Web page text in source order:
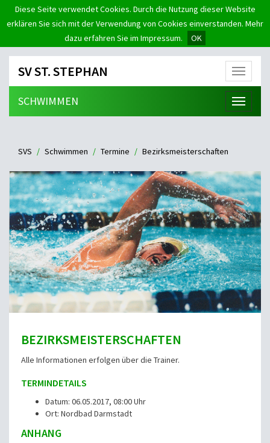
Diese Seite verwendet Cookies. Durch die Nutzung dieser Website
erklären Sie sich mit der Verwendung von Cookies einverstanden. Mehr
dazu erfahren Sie im Impressum.
OK
Menü
SV ST. STEPHAN
Menü
SCHWIMMEN
SVS Schwimmen Termine Bezirksmeisterschaften
BEZIRKSMEISTERSCHAFTEN
Alle Informationen erfolgen über die Trainer.
TERMINDETAILS
Datum: 06.05.2017, 08:00 Uhr
Ort: Nordbad Darmstadt
ANHANG